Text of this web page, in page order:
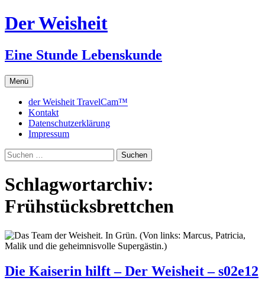
Zum
Inhalt
Der Weisheit
Eine Stunde Lebenskunde
Menü
der Weisheit TravelCam™
Kontakt
Datenschutzerklärung
Impressum
Suchen
nach:
Schlagwortarchiv:
Frühstücksbrettchen
Die Kaiserin hilft – Der Weisheit – s02e12